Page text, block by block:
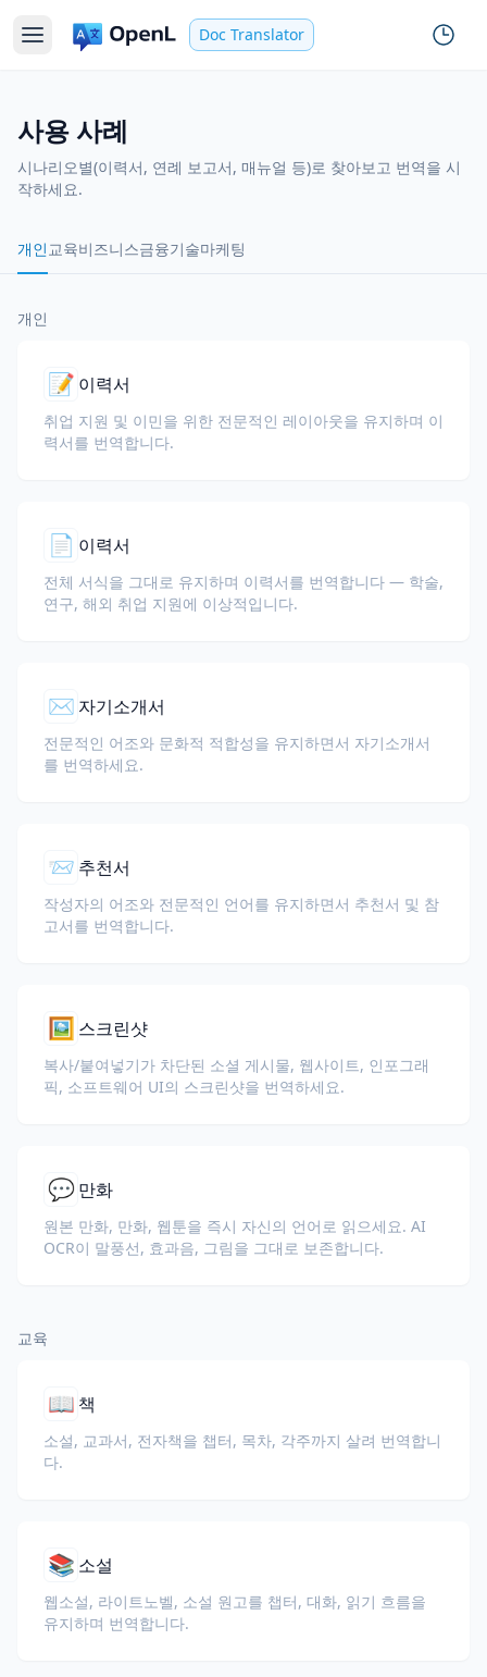
Doc Translator
사용 사례
시나리오별(이력서, 연례 보고서, 매뉴얼 등)로 찾아보고 번역을 시
작하세요.
개인교육비즈니스금융기술마케팅
개인
📝 이력서
취업 지원 및 이민을 위한 전문적인 레이아웃을 유지하며 이
력서를 번역합니다.
📄 이력서
전체 서식을 그대로 유지하며 이력서를 번역합니다 — 학술,
연구, 해외 취업 지원에 이상적입니다.
✉️ 자기소개서
전문적인 어조와 문화적 적합성을 유지하면서 자기소개서
를 번역하세요.
📨 추천서
작성자의 어조와 전문적인 언어를 유지하면서 추천서 및 참
고서를 번역합니다.
🖼️ 스크린샷
복사/붙여넣기가 차단된 소셜 게시물, 웹사이트, 인포그래
픽, 소프트웨어 UI의 스크린샷을 번역하세요.
💬 만화
원본 만화, 만화, 웹툰을 즉시 자신의 언어로 읽으세요. AI
OCR이 말풍선, 효과음, 그림을 그대로 보존합니다.
교육
📖 책
소설, 교과서, 전자책을 챕터, 목차, 각주까지 살려 번역합니
다.
📚 소설
웹소설, 라이트노벨, 소설 원고를 챕터, 대화, 읽기 흐름을
유지하며 번역합니다.